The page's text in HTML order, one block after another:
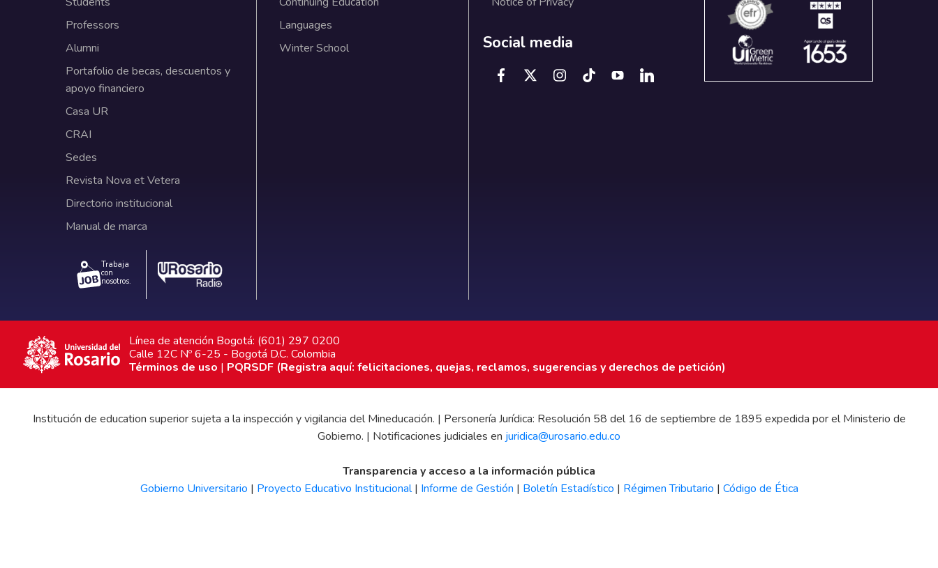
Professors
Alumni
Portafolio de becas, descuentos y
apoyo financiero
Casa UR
CRAI
Sedes
Revista Nova et Vetera
Directorio institucional
Manual de marca
Trabaja
con
nosotros.
Languages
Winter School
Social media
Línea de atención Bogotá: (601) 297 0200
Calle 12C Nº 6-25 - Bogotá D.C. Colombia
Términos de uso | PQRSDF (Registra aquí: felicitaciones, quejas, reclamos, sugerencias y derechos de petición)
Institución de education superior sujeta a la inspección y vigilancia del Mineducación. | Personería Jurídica: Resolución 58 del 16 de septiembre de 1895 expedida por el Ministerio de
Gobierno. | Notificaciones judiciales en juridica@urosario.edu.co
Transparencia y acceso a la información pública
Gobierno Universitario | Proyecto Educativo Institucional| Informe de Gestión | Boletín Estadístico | Régimen Tributario | Código de Ética